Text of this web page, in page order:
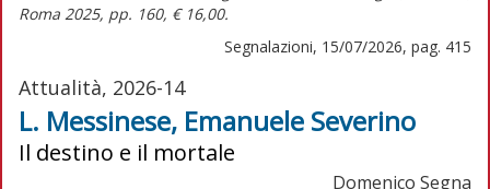
Roma 2025, pp. 160, € 16,00.
Segnalazioni, 15/07/2026, pag. 415
Attualità, 2026-14
L. Messinese, Emanuele Severino
Il destino e il mortale
Domenico Segna